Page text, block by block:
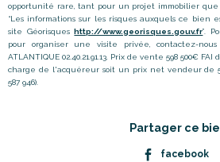
opportunité rare, tant pour un projet immobilier
“Les informations sur les risques auxquels ce bien
site Géorisqueshttp://www.georisques.gouv.fr”.
pour organiser une visite privée, contactez-nous
ATLANTIQUE 02.40.21.91.13. Prix de vente 598 500€
charge de l'acquéreur soit un prix net vendeur de
587 946).
Partager ce
facebook